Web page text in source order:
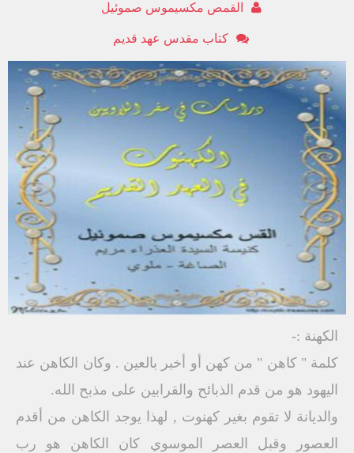
القمص مكسيموس صموئيل
كتاب مقدس عهد قديم
الكهنة :-
كلمة " كاهن " من كهن أو أخبر بالعين . وكان الكاهن عند
اليهود هو من قدم الذبائح والقرابين على مذبح الله.
والديانة لا تقوم بغير كهنوت , لهذا يوجد الكاهن من أقدم
العصور وقبل العصر الموسوي كان الكاهن هو رب